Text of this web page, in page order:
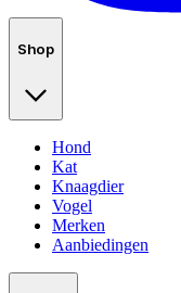
Shop
Hond
Kat
Knaagdier
Vogel
Merken
Aanbiedingen